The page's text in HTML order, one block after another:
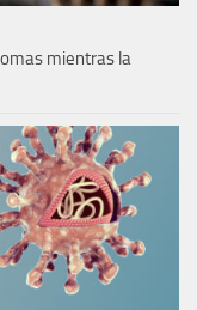
mientras la